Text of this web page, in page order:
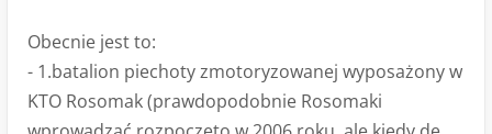
Obecnie jest to:
- 1.batalion piechoty zmotoryzowanej wyposażony w
KTO Rosomak (prawdopodobnie Rosomaki